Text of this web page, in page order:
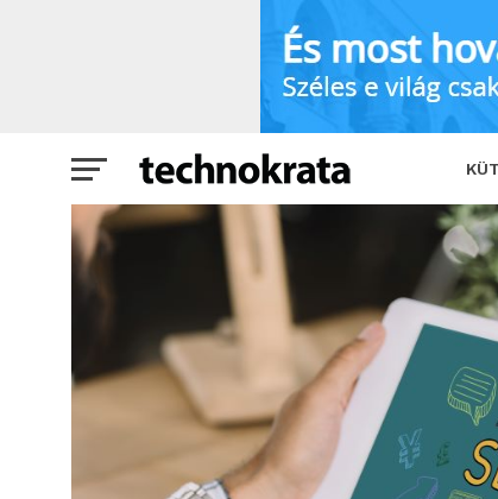
SEO – A láthatatlan erő, amitől